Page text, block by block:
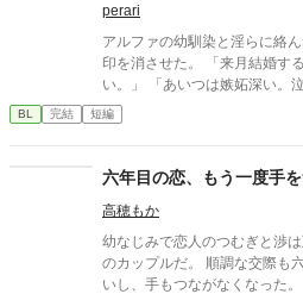
perari
アルファの幼馴染と淫らに絡
印を消させた。 「来月結婚す
い。」 「あいつは嫉妬深い。
ももう年頃の残り物のオメガ
アルファとお見合いするなん
す。 「長い間、俺に従ってき
い。」 「結婚の日には招待状
--- いくつかのコメントを拝見
す。 私は現在日本語を勉強し
ませんが、 一部に翻訳ソフト
さる中で日本語のおかしな点
BL 完結 短編
六年目の恋、もう一度手
高穂もか
幼なじみで恋人のつむぎと渉
のカップルだ。 順調な交際
いし、手もつながなくなった